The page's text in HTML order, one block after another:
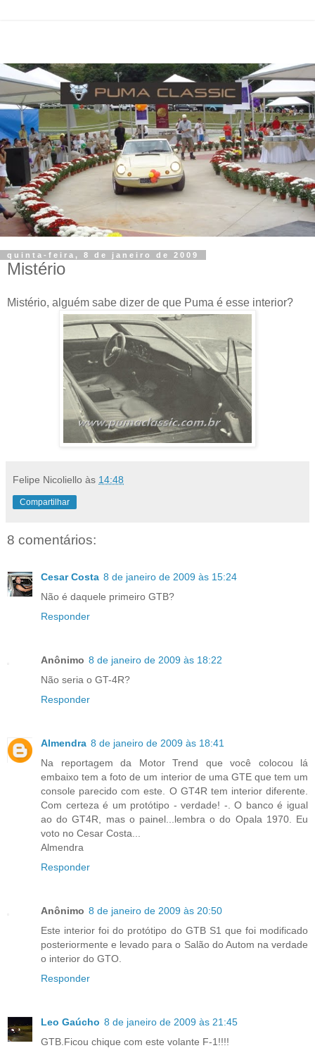
quinta-feira, 8 de janeiro de 2009
Mistério
Mistério, alguém sabe dizer de que Puma é esse interior?
Felipe Nicoliello às 14:48
Compartilhar
8 comentários:
Cesar Costa 8 de janeiro de 2009 às 15:24
Não é daquele primeiro GTB?
Responder
Anônimo 8 de janeiro de 2009 às 18:22
Não seria o GT-4R?
Responder
Almendra 8 de janeiro de 2009 às 18:41
Na reportagem da Motor Trend que você colocou lá
embaixo tem a foto de um interior de uma GTE que tem um
console parecido com este. O GT4R tem interior diferente.
Com certeza é um protótipo - verdade! -. O banco é igual
ao do GT4R, mas o painel...lembra o do Opala 1970. Eu
voto no Cesar Costa...
Almendra
Responder
Anônimo 8 de janeiro de 2009 às 20:50
Este interior foi do protótipo do GTB S1 que foi modificado
posteriormente e levado para o Salão do Autom na verdade
o interior do GTO.
Responder
Leo Gaúcho 8 de janeiro de 2009 às 21:45
GTB.Ficou chique com este volante F-1!!!!